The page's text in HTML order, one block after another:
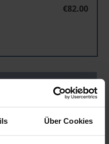
Über Cookies
€82.00